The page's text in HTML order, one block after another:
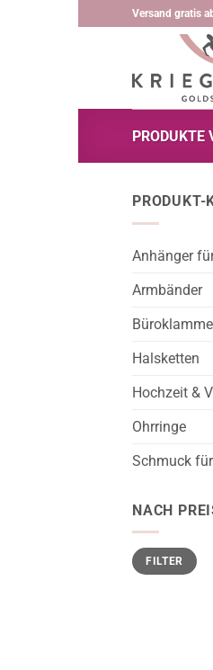
Inhalt
Versand gratis
PRODUKTE
PRODUKT-
Anhänger
Armbänder
Halsketten
Hochzeit &
Ohrringe
Schmuck
NACH
Min.
Preis
Max.
PreisFILTER